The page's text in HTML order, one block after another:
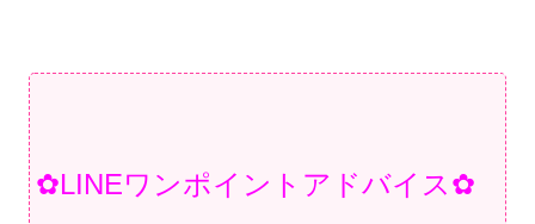
✿LINEワンポイントアドバイス✿